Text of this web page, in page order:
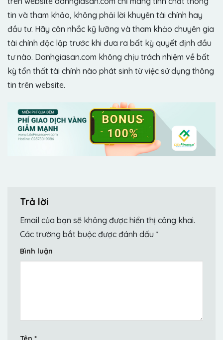
tin và tham khảo, không phải lời khuyên tài chính hay
đầu tư. Hãy cân nhắc kỹ lưỡng và tham khảo chuyên gia
tài chính độc lập trước khi đưa ra bất kỳ quyết định đầu
tư nào. Danhgiasan.com không chịu trách nhiệm về bất
kỳ tổn thất tài chính nào phát sinh từ việc sử dụng thông
tin trên website.
Trả lời
Email của bạn sẽ không được hiển thị công khai.
Các trường bắt buộc được đánh dấu *
Bình luận